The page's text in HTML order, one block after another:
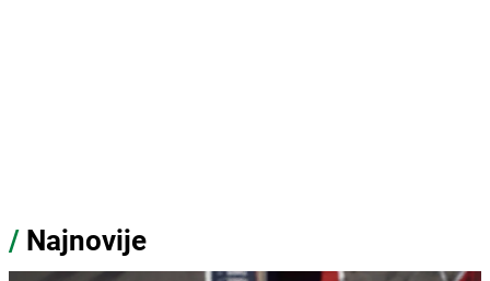
/ Najnovije